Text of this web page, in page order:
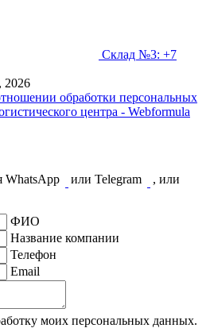
Склад №3: +7
обработки персональных
центра - Webformula
WhatsApp или Telegram
, или
ФИО
Название компании
Телефон
Email
моих персональных данных.